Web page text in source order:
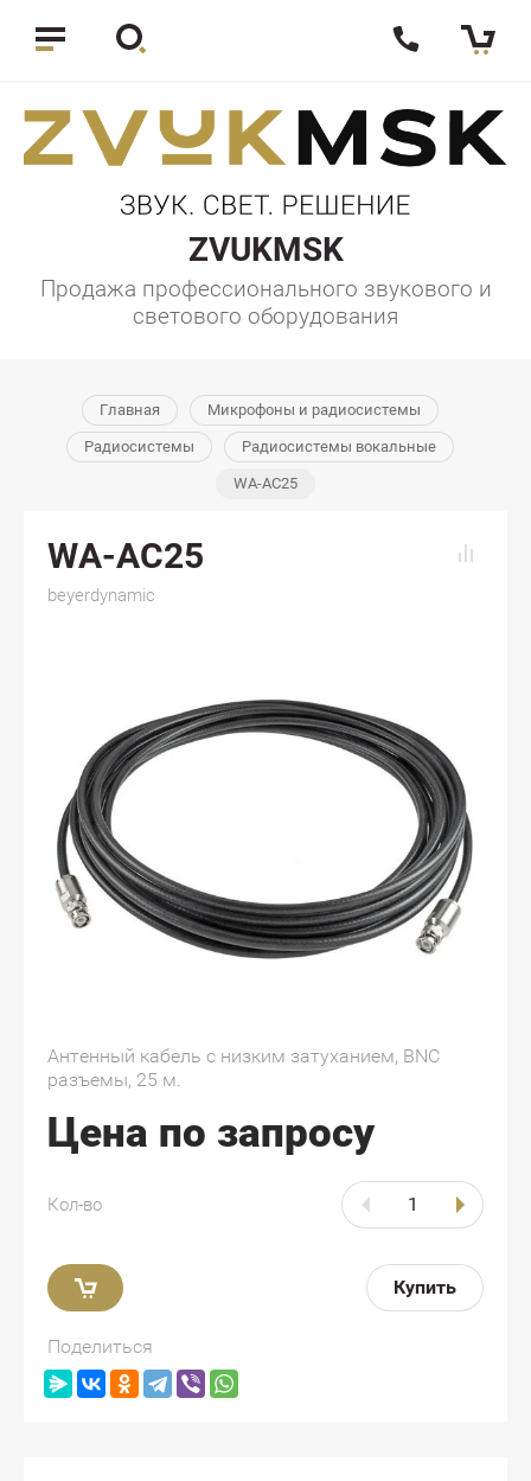
ZVUKMSK
Продажа профессионального звукового и
светового оборудования
Главная Микрофоны и радиосистемы
Радиосистемы Радиосистемы вокальные
WA-AC25
WA-AC25
beyerdynamic
Антенный кабель с низким затуханием, BNC
разъемы, 25 м.
Цена по запросу
Кол-во
Купить
Поделиться